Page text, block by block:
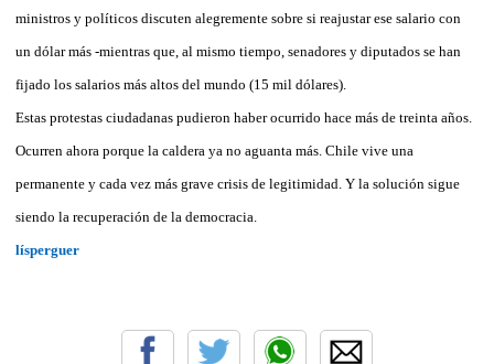
ministros y políticos discuten alegremente sobre si reajustar ese salario con
un dólar más -mientras que, al mismo tiempo, senadores y diputados se han
fijado los salarios más altos del mundo (15 mil dólares).
Estas protestas ciudadanas pudieron haber ocurrido hace más de treinta años.
Ocurren ahora porque la caldera ya no aguanta más. Chile vive una
permanente y cada vez más grave crisis de legitimidad. Y la solución sigue
siendo la recuperación de la democracia.
lísperguer